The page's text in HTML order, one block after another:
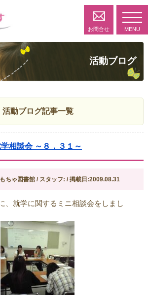
お問合せ MENU
活動ブログ
活動ブログ記事一覧
相談会 ～８．３１～
ちゃ図書館 / スタッフ: / 掲載日:2009.08.31
、就学に関するミニ相談会をしまし